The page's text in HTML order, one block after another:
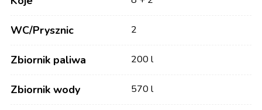
WC/Prysznic 2
Zbiornik paliwa 200 l
Zbiornik wody 570 l